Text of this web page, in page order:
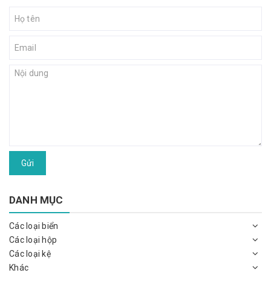
Gửi
DANH MỤC
Các loại biển
Các loại hộp
Các loại kệ
Khác